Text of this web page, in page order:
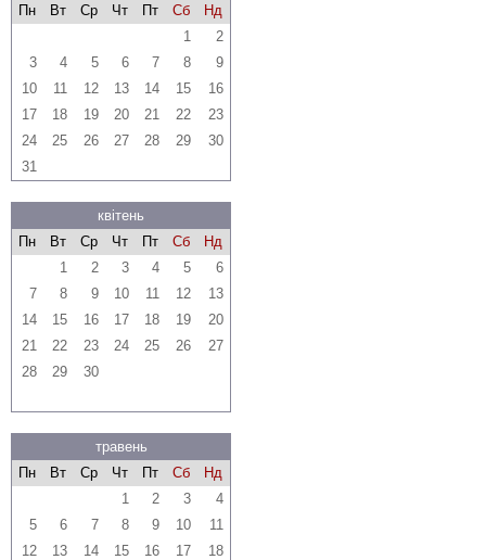
Пн
Вт Ср Чт Пт Сб
Нд
1
2
3
4 5 6 7 8
9
10
11 12 13 14 15
16
17
18 19 20 21 22
23
24
25 26 27 28 29
30
31
квітень
Пн
Вт Ср Чт Пт Сб
Нд
1
2 3 4 5
6
7
8 9 10 11 12
13
14
15 16 17 18 19
20
21
22 23 24 25 26
27
28
29 30
травень
Пн
Вт Ср Чт Пт Сб
Нд
1
2 3
4
5
6 7 8 9 10
11
12
13 14 15 16 17
18